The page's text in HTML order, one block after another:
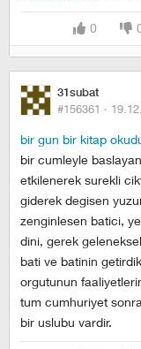
0
31subat
#156361 ·
bir gun bir kitap
bir cumleyle
etkilenerek surekli
giderek degisen
zenginlesen batici,
dini, gerek
bati ve batinin
orgutunun
tum cumhuriyet
bir uslubu vardir.